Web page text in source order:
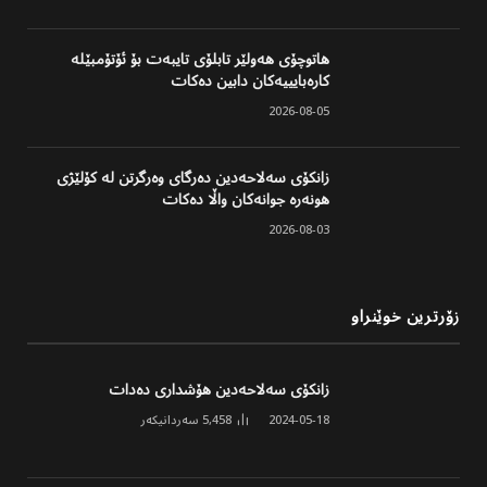
هاتوچۆی هەولێر تابلۆی تایبەت بۆ ئۆتۆمبێلە
کارەبایییەکان دابین دەکات
2026-08-05
زانکۆی سەلاحەدین دەرگای وەرگرتن لە کۆلێژی
هونەرە جوانەکان واڵا دەکات
2026-08-03
زۆرترین خوێنراو
زانکۆی سەلاحەدین هۆشداری دەدات
2024-05-18
5,458 سەردانیکەر